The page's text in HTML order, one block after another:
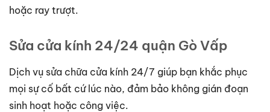
hoặc ray trượt.
Sửa cửa kính 24/24 quận Gò Vấp
Dịch vụ sửa chữa cửa kính 24/7 giúp bạn khắc phục
mọi sự cố bất cứ lúc nào, đảm bảo không gián đoạn
sinh hoạt hoặc công việc.